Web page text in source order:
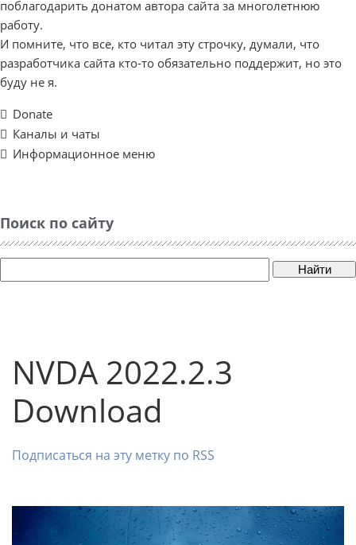
поблагодарить донатом автора сайта за многолетнюю
работу.
И помните, что все, кто читал эту строчку, думали, что
разработчика сайта кто-то обязательно поддержит, но это
буду не я.
Donate
Каналы и чаты
Информационное меню
Поиск по сайту
Найти
NVDA 2022.2.3
Download
Подписаться на эту метку по RSS